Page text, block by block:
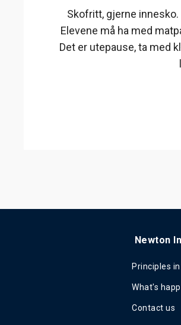
Skofritt, gjerne
Elevene må ha med
Det er utepause, ta med
Newton
Principles
What's
Contact us